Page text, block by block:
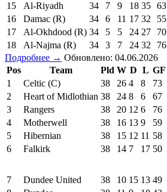
15
Al-Riyadh 34 7 9 18 35 63
16
Damac (R) 34 6 11 17 32 55
17
Al-Okhdood (R) 34 5 5 24 27 70
18
Al-Najma (R) 34 3 7 24 32 76
Подробнее → Обновлено: 04.06.2026
Pos
Team Pld W D L GF
1
Celtic (C) 38 26 4 8 73
2
Heart of Midlothian 38 24 8 6 67
3
Rangers 38 20 12 6 76
4
Motherwell 38 16 13 9 59
5
Hibernian 38 15 12 11 58
6
Falkirk 38 14 7 17 50
7 Dundee United 38 10 15 13 49